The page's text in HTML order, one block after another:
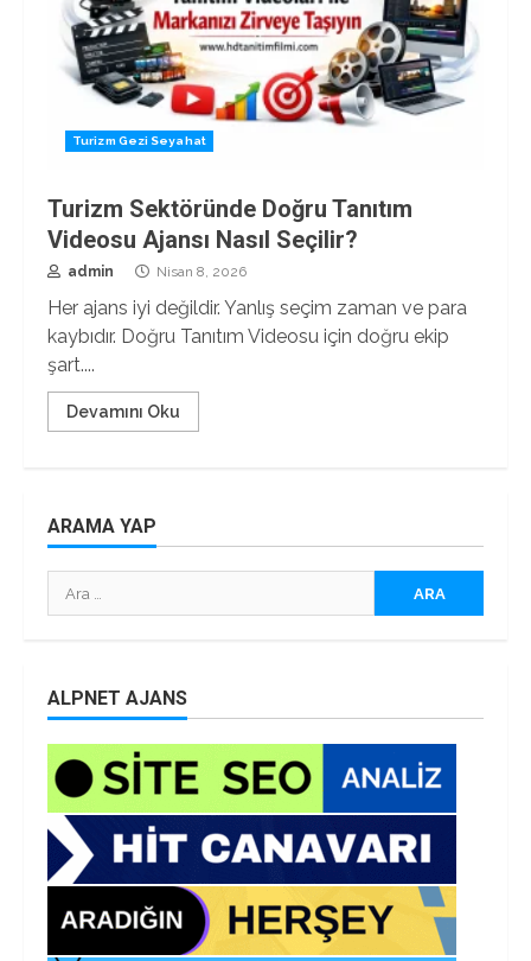
Turizm Gezi Seyahat
Turizm Sektöründe Doğru Tanıtım
Videosu Ajansı Nasıl Seçilir?
admin Nisan 8, 2026
Her ajans iyi değildir. Yanlış seçim zaman ve para
kaybıdır. Doğru Tanıtım Videosu için doğru ekip
şart....
Devamını Oku
ARAMA YAP
Arama:
ALPNET AJANS